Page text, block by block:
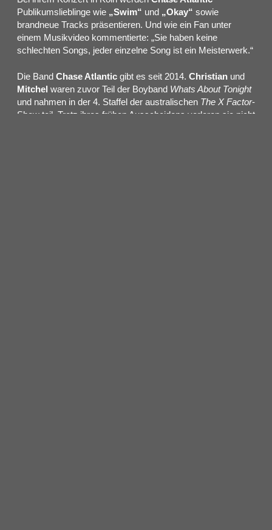
Publikumslieblinge wie „Swim“ und „Okay“ sowie
brandneue Tracks präsentieren. Und wie ein Fan unter
einem Musikvideo kommentierte: „Sie haben keine
schlechten Songs, jeder einzelne Song ist ein Meisterwerk.“
Die Band Chase Atlantic gibt es seit 2014. Christian und
Mitchel waren zuvor Teil der Boyband Whats About Tonight
und nahmen in der 4. Staffel der australischen The X Factor-
Show teil. Trotz ihres frühen Ausscheidens verloren sie nicht